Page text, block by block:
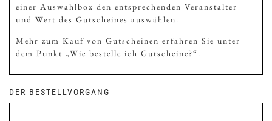
einer Auswahlbox den entsprechenden Veranstalter
und Wert des Gutscheines auswählen.
Mehr zum Kauf von Gutscheinen erfahren Sie unter
dem Punkt „Wie bestelle ich Gutscheine?“.
DER BESTELLVORGANG